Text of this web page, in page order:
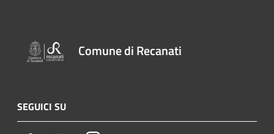
Comune di Recanati
SEGUICI SU